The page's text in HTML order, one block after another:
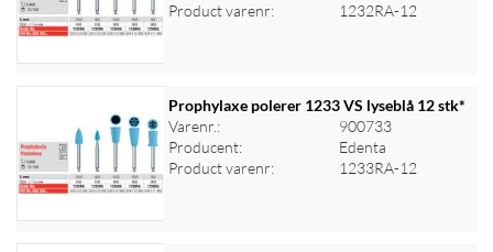
Product varenr:
1232RA-12
Log ind for at se priser
Prophylaxe polerer 1233 VS lyseblå 12 stk*
Varenr.:
900733
Producent:
Edenta
Product varenr:
1233RA-12